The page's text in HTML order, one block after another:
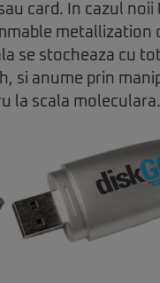
card. In cazul noii
metallization
se stocheaza cu
si anume prin
la scala moleculara.